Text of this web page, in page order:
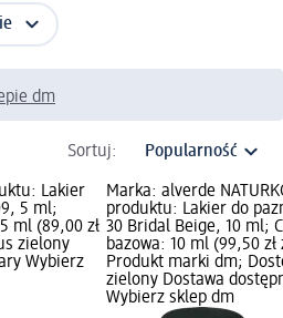
dm
Sortuj:
Lakier
5 ml;
ml (89,00 zł
zielony
Wybierz
Marka: alverde
produktu: Lakier do
30 Bridal Beige, 10 ml;
bazowa: 10 ml (99,50
Produkt marki dm;
zielony Dostawa
Wybierz sklep dm